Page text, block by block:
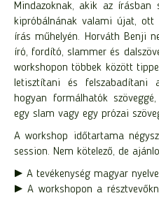
Mindazoknak, akik az írásban
kipróbálnának valami újat, ott
írás műhelyén. Horváth Benji
író, fordító, slammer és
workshopon többek között
letisztítani és felszabadítani
hogyan formálhatók
egy slam vagy egy prózai
A workshop időtartama
session. Nem kötelező, de
► A tevékenység magyar
► A workshopon a